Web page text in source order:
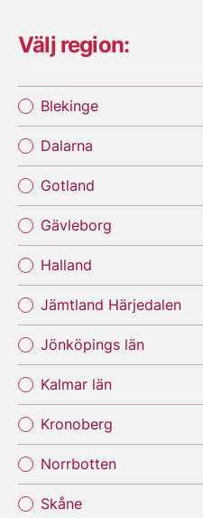
Välj region:
Blekinge
Dalarna
Gotland
Gävleborg
Halland
Jämtland Härjedalen
Jönköpings län
Kalmar län
Kronoberg
Norrbotten
Skåne